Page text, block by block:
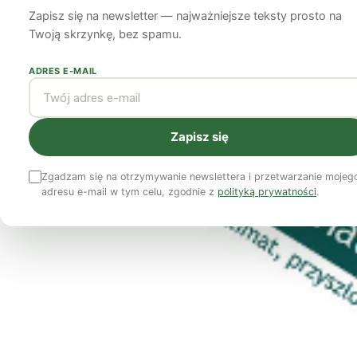
Bartłomiej Kozek 8 czerwca 2012
Zapisz się na newsletter — najważniejsze teksty prosto na
Twoją skrzynkę, bez spamu.
ADRES E-MAIL
Zapisz się
Zgadzam się na otrzymywanie newslettera i przetwarzanie
adresu e-mail w tym celu, zgodnie z polityką prywatności.